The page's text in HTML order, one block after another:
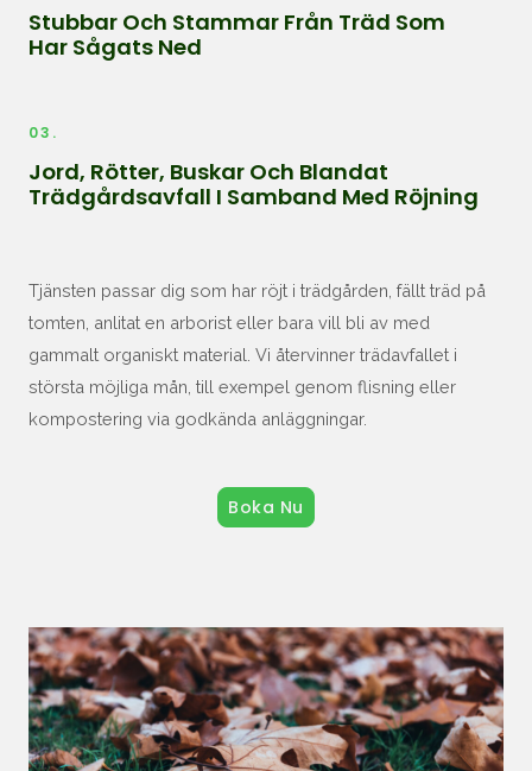
Stubbar Och Stammar Från Träd Som
Har Sågats Ned
03.
Jord, Rötter, Buskar Och Blandat
Trädgårdsavfall I Samband Med Röjning
Tjänsten passar dig som har röjt i trädgården, fällt träd på
tomten, anlitat en arborist eller bara vill bli av med
gammalt organiskt material. Vi återvinner trädavfallet i
största möjliga mån, till exempel genom flisning eller
kompostering via godkända anläggningar.
Boka Nu